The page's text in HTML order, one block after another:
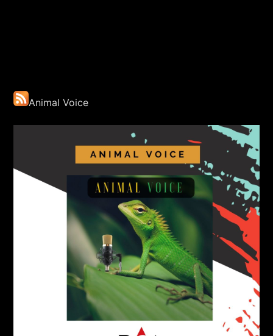
+393401974468
Sostieni Radio Città Aperta
Animal Voice